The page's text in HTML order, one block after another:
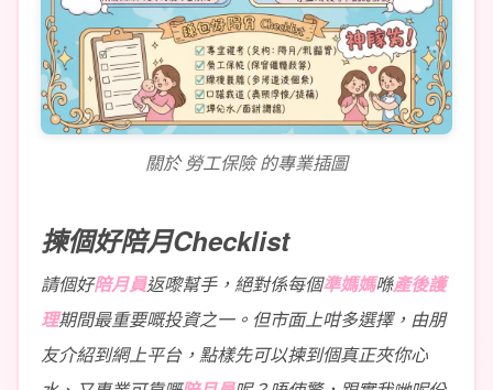
關於 勞工保險 的專業插圖
揀個好陪月Checklist
請個好陪月員返嚟幫手，絕對係每個準媽媽喺產後護
理期間最重要嘅投資之一。但市面上咁多選擇，由朋
友介紹到網上平台，點樣先可以揀到個真正夾你心